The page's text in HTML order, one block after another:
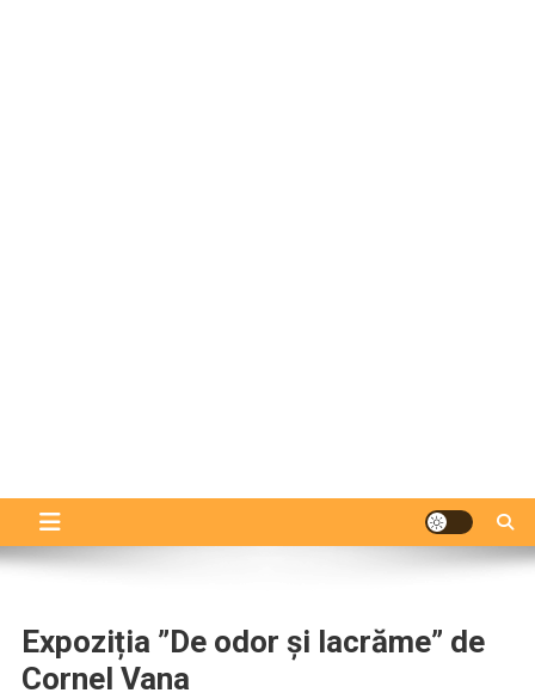
Expoziția ”De odor și lacrăme” de
Cornel Vana